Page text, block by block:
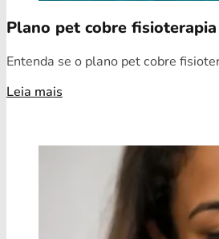
Plano pet cobre
Entenda se o plano pet cobre
Leia mais